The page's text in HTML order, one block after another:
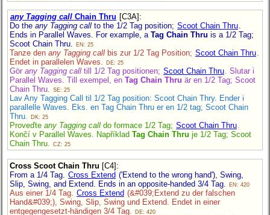
any Tagging call Chain Thru [C3A] :
Do the any Tagging call to the 1/2 Tag position; Scoot Chain Thru.
Ends in Parallel Waves. For example, a Tag Chain Thru is a 1/2 Tag;
Scoot Chain Thru.
EN: 25
Tanze den any Tagging call bis zur 1/2 Tag Position; Scoot Chain Thru.
Endet in parallelen Waves.
DE: 25
Gör any Tagging call till 1/2 Tag positionen; Scoot Chain Thru. Slutar i
Parallel Waves. Till exempel, en Tag Chain Thru är en 1/2 Tag; Scoot
Chain Thru. SE: 25
Lav Any Tagging Call til 1/2 Tag position: Scoot Chain Thry. Ender i
parallelle Waves. Eks. en Tag Chain Thru er en 1/2 tag; Scoot Chain
Thru.
DK: 25
Proveďte any Tagging call do formace 1/2 Tag; Scoot Chain Thru.
Končí v Parallel Waves. Například Tag Chain Thru je 1/2 Tag; Scoot
Chain Thru. CZ: 25
Cross Scoot Chain Thru [C4]:
From a 1/4 Tag. Cross Extend ('Extend to the wrong hand'), Swing,
Slip, Swing, and Extend. Ends in an opposite-handed 3/4 Tag.
EN: 420
Aus einer 1/4 Tag. Cross Extend (&#039;Extend zu der falschen
Hand&#039;), Swing, Slip, Swing und Extend. Endet in einer
entgegengesetzt-händigen 3/4 Tag.
DE: 420